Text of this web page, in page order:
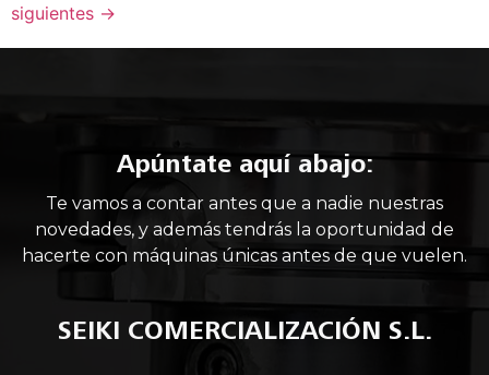
siguientes →
Apúntate aquí abajo:
Te vamos a contar antes que a nadie nuestras
novedades, y además tendrás la oportunidad de
hacerte con máquinas únicas antes de que vuelen.
SEIKI COMERCIALIZACIÓN S.L.